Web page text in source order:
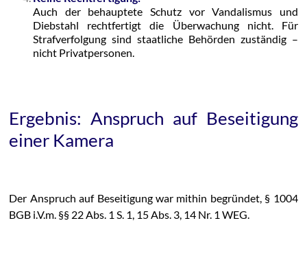
Auch der behauptete Schutz vor Vandalismus und
Diebstahl rechtfertigt die Überwachung nicht. Für
Strafverfolgung sind staatliche Behörden zuständig –
nicht Privatpersonen.
Ergebnis: Anspruch auf Beseitigung
einer Kamera
Der Anspruch auf Beseitigung war mithin begründet, § 1004
BGB i.V.m. §§ 22 Abs. 1 S. 1, 15 Abs. 3, 14 Nr. 1 WEG.